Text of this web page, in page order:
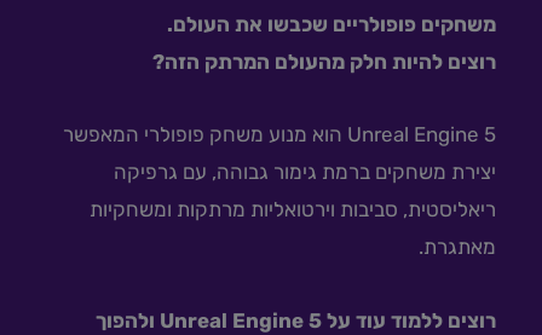
משחקים פופולריים שכבשו את העולם.
רוצים להיות חלק מהעולם המרתק הזה?
Unreal Engine 5 הוא מנוע משחק פופולרי המאפשר
יצירת משחקים ברמת גימור גבוהה, עם גרפיקה
ריאליסטית, סביבות וירטואליות מרתקות ומשחקיות
מאתגרת.
רוצים ללמוד עוד על Unreal Engine 5 ולהפוך